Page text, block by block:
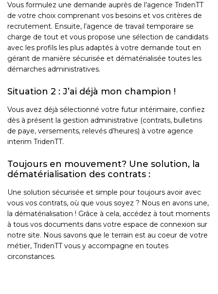
Vous formulez une demande auprès de l’agence TridenTT
de votre choix comprenant vos besoins et vos critères de
recrutement. Ensuite, l’agence de travail temporaire se
charge de tout et vous propose une sélection de candidats
avec les profils les plus adaptés à votre demande tout en
gérant de manière sécurisée et dématérialisée toutes les
démarches administratives.
Situation 2 : J’ai déjà mon champion !
Vous avez déjà sélectionné votre futur intérimaire, confiez
dès à présent la gestion administrative (contrats, bulletins
de paye, versements, relevés d’heures) à votre agence
interim TridenTT.
Toujours en mouvement? Une solution, la
dématérialisation des contrats :
Une solution sécurisée et simple pour toujours avoir avec
vous vos contrats, où que vous soyez ? Nous en avons une,
la dématérialisation ! Grâce à cela, accédez à tout moments
à tous vos documents dans votre espace de connexion sur
notre site. Nous savons que le terrain est au coeur de votre
métier, TridenTT vous y accompagne en toutes
circonstances.